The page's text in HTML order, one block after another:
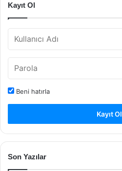
Kayıt Ol
Beni hatırla
Kayıt Ol
Son Yazılar